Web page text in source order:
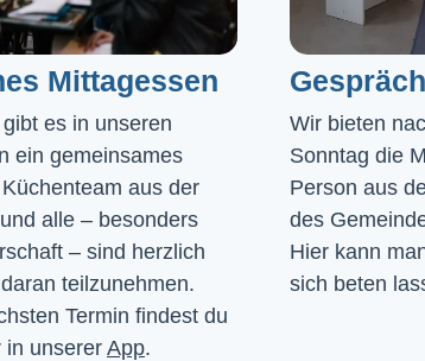
Mittagessen
es in unseren
ein gemeinsames
aus der
alle – besonders
– sind herzlich
teilzunehmen.
Termin findest du
unserer App.
Wir bieten
Sonntag die
Person aus
des
Hier kann
sich beten